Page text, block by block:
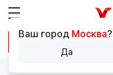
Ваш город Москва?
Да